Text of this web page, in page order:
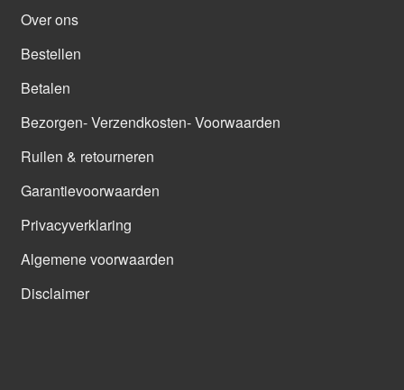
Over ons
Bestellen
Betalen
Bezorgen- Verzendkosten- Voorwaarden
Ruilen & retourneren
Garantievoorwaarden
Privacyverklaring
Algemene voorwaarden
Disclaimer